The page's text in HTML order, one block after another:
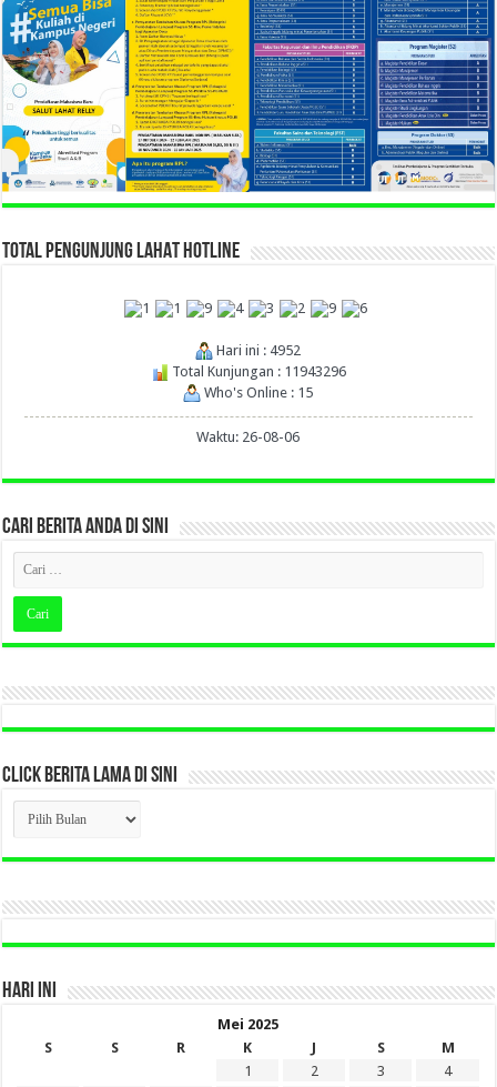
TOTAL PENGUNJUNG LAHAT HOTLINE
Hari ini : 4952
Total Kunjungan : 11943296
Who's Online : 15
Waktu: 26-08-06
CARI BERITA ANDA DI SINI
CLICK BERITA LAMA DI SINI
CLICK
BERITA
LAMA
DI
HARI INI
Mei 2025
S
S R K J S
M
1
2 3
4